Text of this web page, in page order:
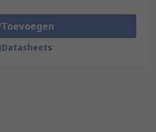
Toevoegen
Datasheets